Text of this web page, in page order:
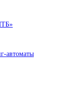
автоматы